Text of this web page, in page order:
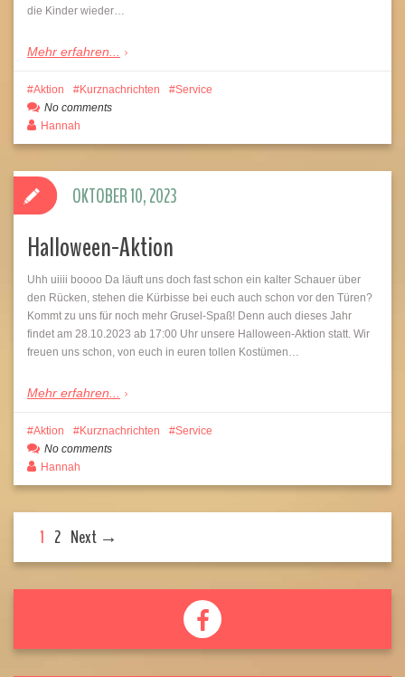
die Kinder wieder…
Mehr erfahren...
Aktion Kurznachrichten
Service
No comments
Hannah
Halloween-Aktion
Uhh uiiii boooo Da läuft uns doch fast schon ein kalter Schauer über
den Rücken, stehen die Kürbisse bei euch auch schon vor den Türen?
Kommt zu uns für noch mehr Grusel-Spaß! Denn auch dieses Jahr
findet am 28.10.2023 ab 17:00 Uhr unsere Halloween-Aktion statt. Wir
freuen uns schon, von euch in euren tollen Kostümen…
Mehr erfahren...
OKTOBER 10, 2023
Aktion Kurznachrichten
Service
No comments
Hannah
1 2 Next →